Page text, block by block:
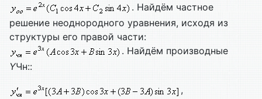
. Найдём частное
решение неоднородного уравнения, исходя из
структуры его правой части:
. Найдём производные
YЧн::
,